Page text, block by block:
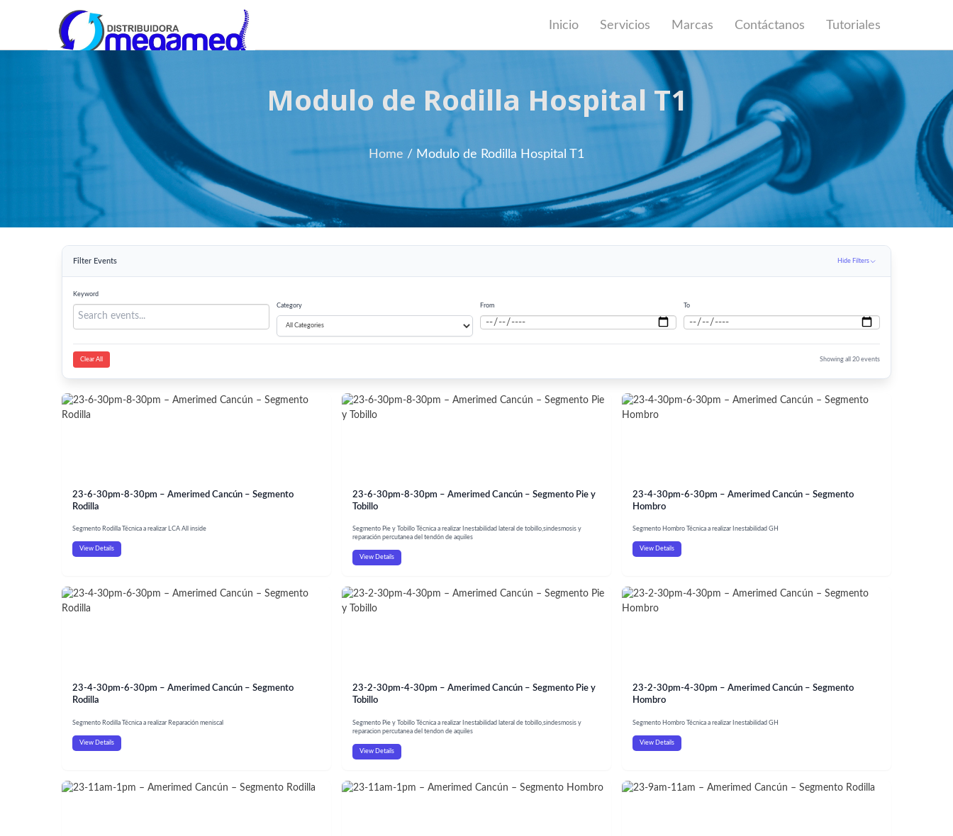
OmegaMed Sureste
OmegaMed Sureste
Inicio Servicios Marcas Contáctanos Tutoriales
Modulo de Rodilla Hospital T1
Home / Modulo de Rodilla Hospital T1
Filter Events Hide Filters
Keyword
Category
From To
Clear All Showing all 20 events
23-6-30pm-8-30pm – Amerimed Cancún – Segmento
Rodilla
Segmento Rodilla Técnica a realizar LCA All inside
View Details
23-6-30pm-8-30pm – Amerimed Cancún – Segmento Pie y
Tobillo
Segmento Pie y Tobillo Técnica a realizar Inestabilidad lateral de tobillo,sindesmosis y
reparación percutanea del tendón de aquiles
View Details
23-4-30pm-6-30pm – Amerimed Cancún – Segmento
Hombro
Segmento Hombro Técnica a realizar Inestabilidad GH
View Details
23-4-30pm-6-30pm – Amerimed Cancún – Segmento
Rodilla
Segmento Rodilla Técnica a realizar Reparación meniscal
View Details
23-2-30pm-4-30pm – Amerimed Cancún – Segmento Pie y
Tobillo
Segmento Pie y Tobillo Técnica a realizar Inestabilidad lateral de tobillo,sindesmosis y
reparacion percutanea del tendon de aquiles
View Details
23-2-30pm-4-30pm – Amerimed Cancún – Segmento
Hombro
Segmento Hombro Técnica a realizar Inestabilidad GH
View Details